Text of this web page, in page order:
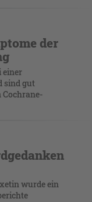
der
einer
sind gut
Cochrane-
wurde ein